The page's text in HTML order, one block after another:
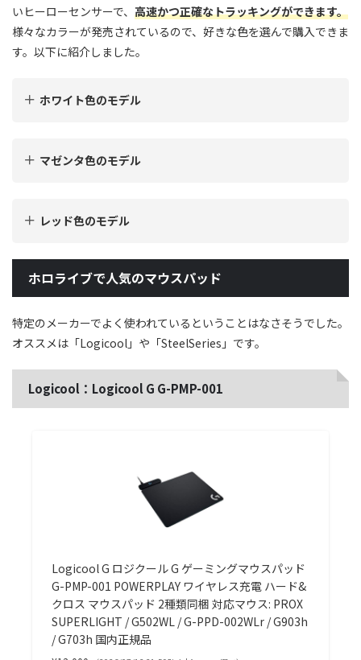
いヒーローセンサーで、 高速かつ正確なトラッキングができます。
様々なカラーが発売されているので、好きな色を選んで購入できま
す。以下に紹介しました。
ホワイト色のモデル
マゼンタ色のモデル
レッド色のモデル
ホロライブで人気のマウスパッド
特定のメーカーでよく使われているということはなさそうでした。
オススメは「Logicool」や「SteelSeries」です。
Logicool：Logicool G G-PMP-001
Logicool G ロジクール G ゲーミングマウスパッド
G-PMP-001 POWERPLAY ワイヤレス充電 ハード&
クロス マウスパッド 2種類同梱 対応マウス: PROX
SUPERLIGHT / G502WL / G-PPD-002WLr / G903h
/ G703h 国内正規品